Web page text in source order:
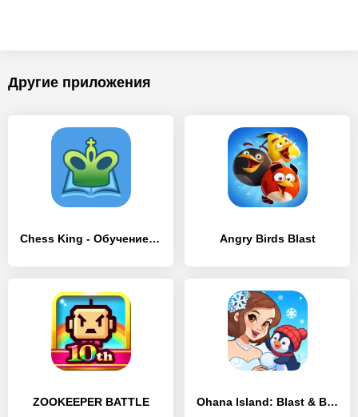
Другие приложения
Chess King - Обучение шахматам Angry Birds Blast
ZOOKEEPER BATTLE Ohana Island: Blast & Build